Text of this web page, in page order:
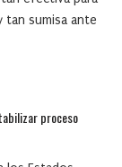
tan sumisa ante
proceso